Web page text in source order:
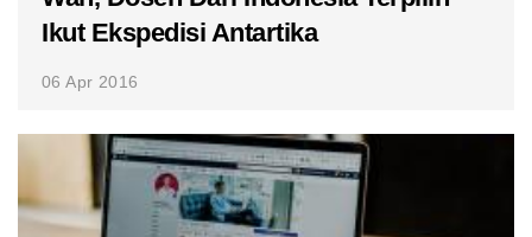
Ikut Ekspedisi Antartika
06 Apr 2016